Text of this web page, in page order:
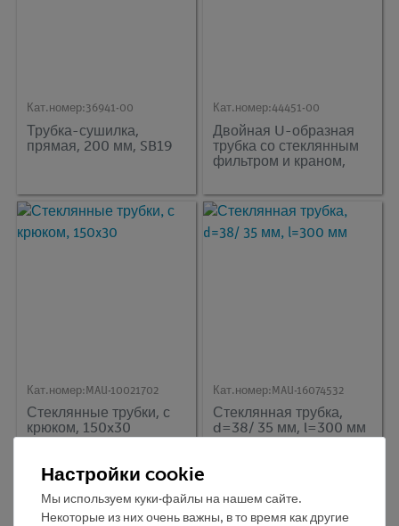
Кат.номер:36941-00
Трубка-сушилка,
прямая, 200 мм, SB19
Кат.номер:44451-00
Двойная U-образная
трубка со стеклянным
фильтром и краном,
Кат.номер: MAU-10021702
Стеклянные трубки, с
крюком, 150x30
Кат.номер: MAU-16074532
Стеклянная трубка,
d=38/ 35 мм, l=300 мм
Настройки cookie
Мы используем куки-файлы на нашем сайте.
Некоторые из них очень важны, в то время как другие